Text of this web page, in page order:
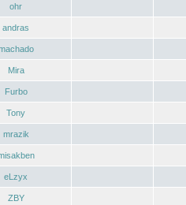
ohr
andras
Mira
Furbo
Tony
mrazik
eLzyx
ZBY